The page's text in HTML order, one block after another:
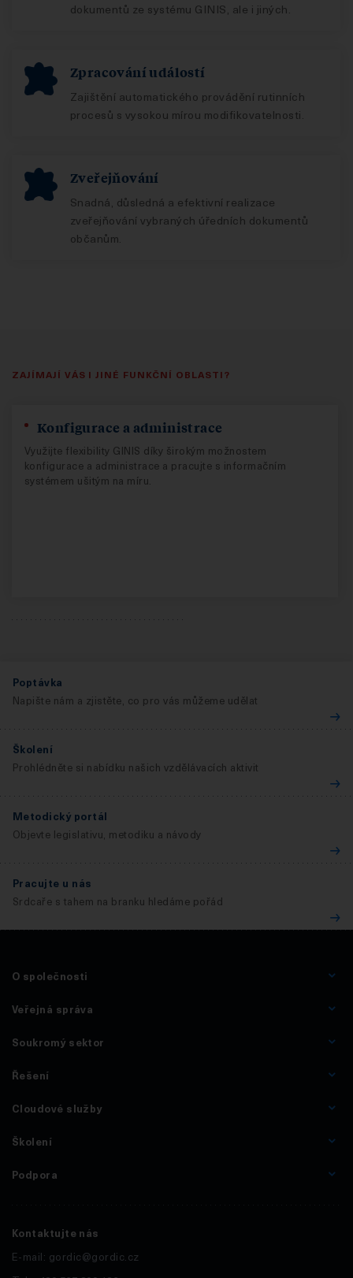
dokumentů ze systému GINIS, ale i jiných.
Zpracování událostí
Zajištění automatického provádění rutinních
procesů s vysokou mírou modifikovatelnosti.
Zveřejňování
Snadná, důsledná a efektivní realizace
zveřejňování vybraných úředních dokumentů
občanům.
ZAJÍMAJÍ VÁS I JINÉ FUNKČNÍ OBLASTI?
Konfigurace a administrace
Využijte flexibility GINIS díky širokým možnostem
konfigurace a administrace a pracujte s informačním
systémem ušitým na míru.
Poptávka
Napište nám a zjistěte, co pro vás můžeme udělat
Školení
Prohlédněte si nabídku našich vzdělávacích aktivit
Metodický portál
Objevte legislativu, metodiku a návody
Pracujte u nás
Srdcaře s tahem na branku hledáme pořád
O společnosti
Veřejná správa
Soukromý sektor
Řešení
Cloudové služby
Školení
Podpora
Kontaktujte nás
E-mail: gordic@gordic.cz